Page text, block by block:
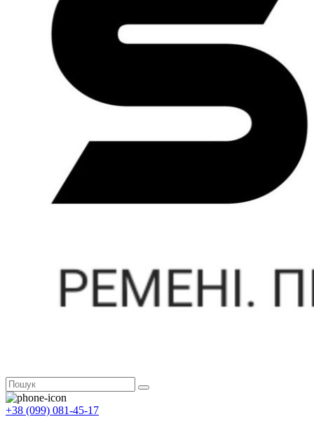
+38 (099) 081-45-17